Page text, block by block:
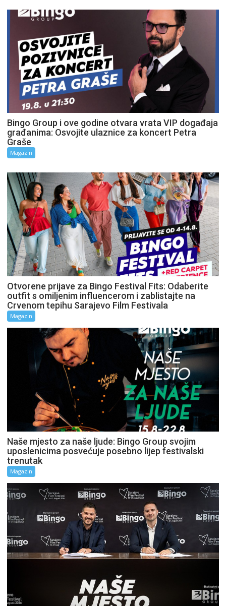
Bingo Group i ove godine otvara vrata VIP događaja
građanima: Osvojite ulaznice za koncert Petra
Graše
Magazin
Otvorene prijave za Bingo Festival Fits: Odaberite
outfit s omiljenim influencerom i zablistajte na
Crvenom tepihu Sarajevo Film Festivala
Magazin
Naše mjesto za naše ljude: Bingo Group svojim
uposlenicima posvećuje posebno lijep festivalski
trenutak
Magazin